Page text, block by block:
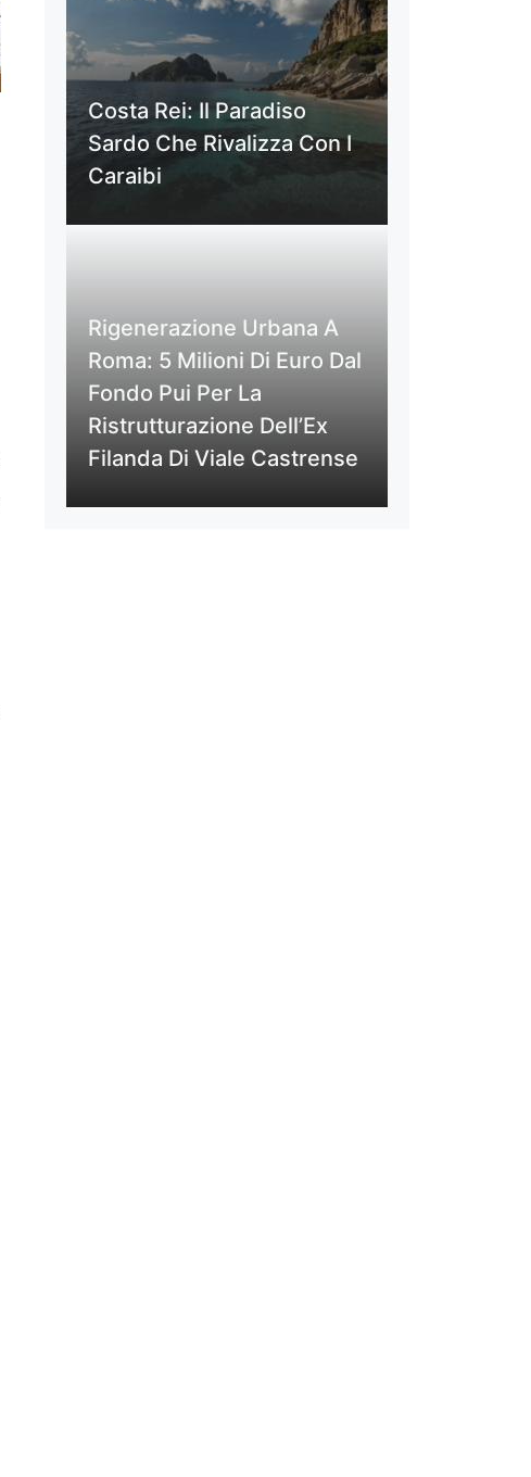
Costa Rei: Il Paradiso
Sardo Che Rivalizza Con I
Caraibi
Rigenerazione Urbana A
Roma: 5 Milioni Di Euro Dal
Fondo Pui Per La
Ristrutturazione Dell’Ex
Filanda Di Viale Castrense